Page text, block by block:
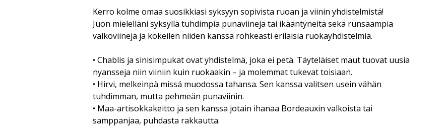
Kerro kolme omaa suosikkiasi syksyyn sopivista ruoan ja viinin yhdistelmistä!
Juon mielelläni syksyllä tuhdimpia punaviinejä tai ikääntyneitä sekä runsaampia
valkoviinejä ja kokeilen niiden kanssa rohkeasti erilaisia ruokayhdistelmiä.
• Chablis ja sinisimpukat ovat yhdistelmä, joka ei petä. Täyteläiset maut tuovat uusia
nyansseja niin viiniin kuin ruokaakin – ja molemmat tukevat toisiaan.
• Hirvi, melkeinpä missä muodossa tahansa. Sen kanssa valitsen usein vähän
tuhdimman, mutta pehmeän punaviinin.
• Maa-artisokkakeitto ja sen kanssa jotain ihanaa Bordeauxin valkoista tai
samppanjaa, puhdasta rakkautta.